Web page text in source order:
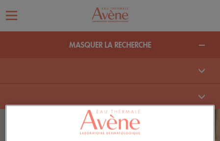
MASQUER LA RECHERCHE